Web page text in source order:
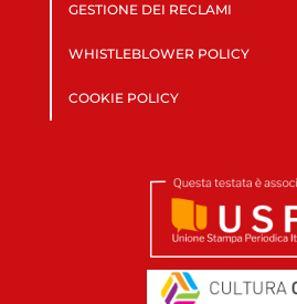
GESTIONE DEI RECLAMI
WHISTLEBLOWER POLICY
COOKIE POLICY